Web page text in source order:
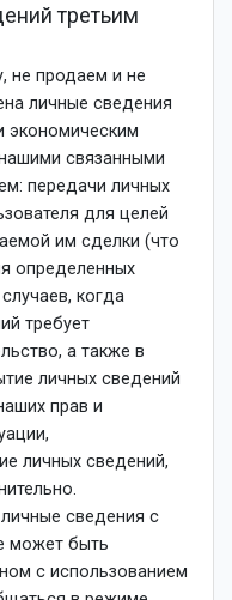
третьим
не продаем и не
личные сведения
экономическим
связанными
передачи личных
для целей
им сделки (что
определенных
когда
требует
а также в
личных сведений
прав и
личных сведений,
сведения с
может быть
с использованием